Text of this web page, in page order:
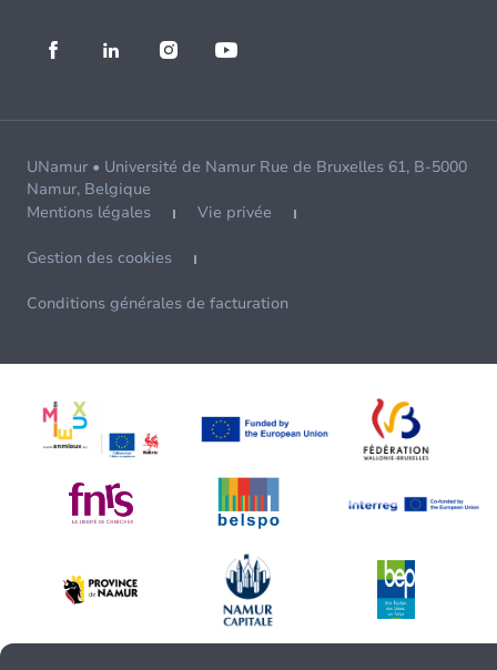
UNamur • Université de Namur Rue de Bruxelles 61, B-5000
Namur, Belgique
Mentions légales
Vie privée
Gestion des cookies
Conditions générales de facturation